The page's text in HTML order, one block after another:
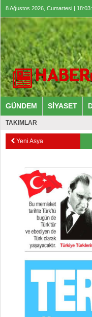
8 Ağustos 2026, Cumartesi |
GÜNDEM SİYASET
TAKIMLAR
Yeni Asya